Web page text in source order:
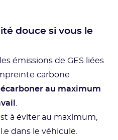
douce si vous le
émissions de GES liées
carbone
au maximum
à éviter au maximum,
dans le véhicule.